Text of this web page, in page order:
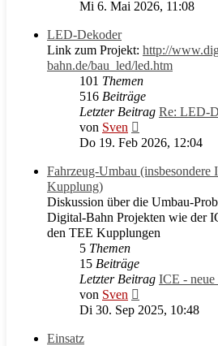
Beitrag
Mi 6. Mai 2026, 11:08
LED-Dekoder
Link zum Projekt: http://
bahn.de/bau_led/led.htm
101 Themen
516 Beiträge
Letzter Beitrag Re: LED-
von Sven
Beitrag
Do 19. Feb 2026, 12:04
Fahrzeug-Umbau
Kupplung)
Diskussion über die Umbau-
Digital-Bahn Projekten wie der
den TEE Kupplungen
5 Themen
15 Beiträge
Letzter Beitrag ICE -
von Sven
Beitrag
Di 30. Sep 2025, 10:48
Einsatz